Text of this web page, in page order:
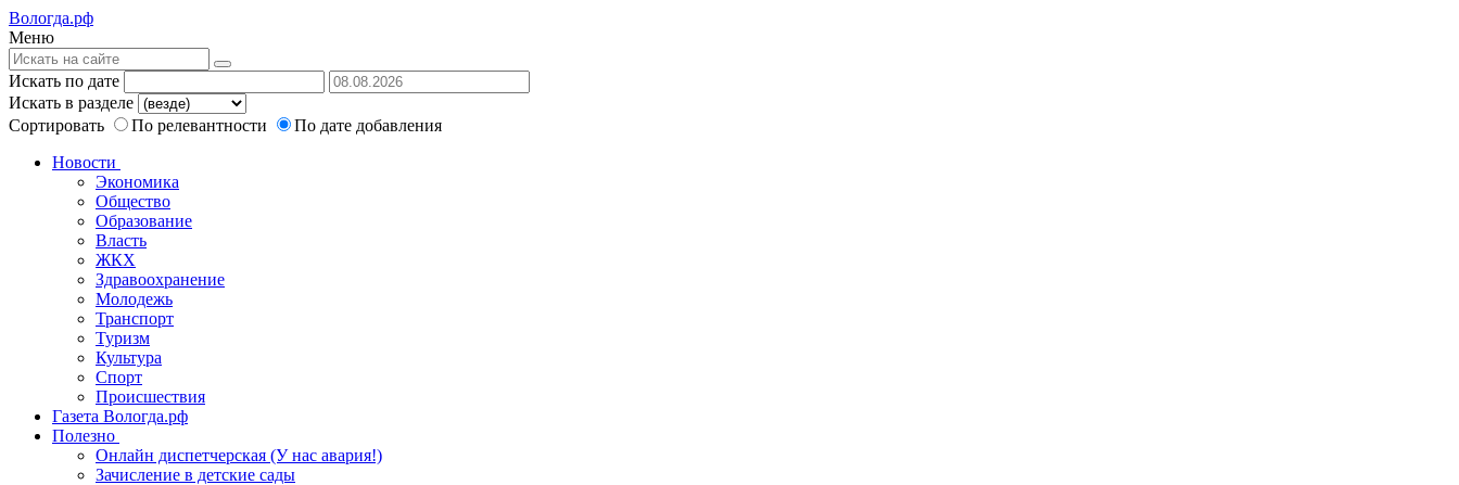
Вологда.рф
Меню
Искать по дате
Искать в разделе
Сортировать
По релевантности
По дате добавления
Новости
Экономика
Общество
Образование
Власть
ЖКХ
Здравоохранение
Молодежь
Транспорт
Туризм
Культура
Спорт
Происшествия
Газета Вологда.рф
Полезно
Онлайн диспетчерская (У нас авария!)
Зачисление в детские сады